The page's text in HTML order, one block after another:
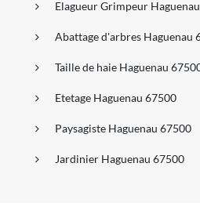
Elagueur Grimpeur
Abattage d'arbres Haguenau
Taille de haie Haguenau
Etetage Haguenau 67500
Paysagiste Haguenau 67500
Jardinier Haguenau 67500